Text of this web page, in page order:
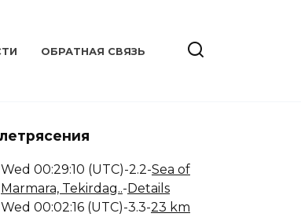
ОБРАТНАЯ СВЯЗЬ
Wed 00:29:10 (UTC)-2.2-Sea of
Marmara, Tekirdag..-Details
Wed 00:02:16 (UTC)-3.3-23 km